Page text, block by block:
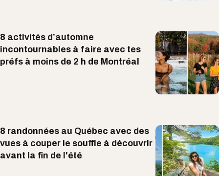
8 activités d’automne
incontournables à faire avec tes
préfs à moins de 2 h de Montréal
8 randonnées au Québec avec des
vues à couper le souffle à découvrir
avant la fin de l'été